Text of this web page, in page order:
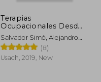
Terapias
Ocupacionales Desde
el sur (in Spanish)
Salvador Simó, Alejandro
Guajardo Y Otros
(8)
Usach, 2019, New